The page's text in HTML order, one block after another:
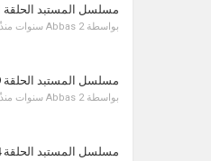
مسلسل المستبد الحلقة 1 مدبلج
بواسطة Abbas 2 سنوات منذُ
مسلسل المستبد الحلقة 9 مدبلج
بواسطة Abbas 2 سنوات منذُ
مسلسل المستبد الحلقة 4 مدبلج